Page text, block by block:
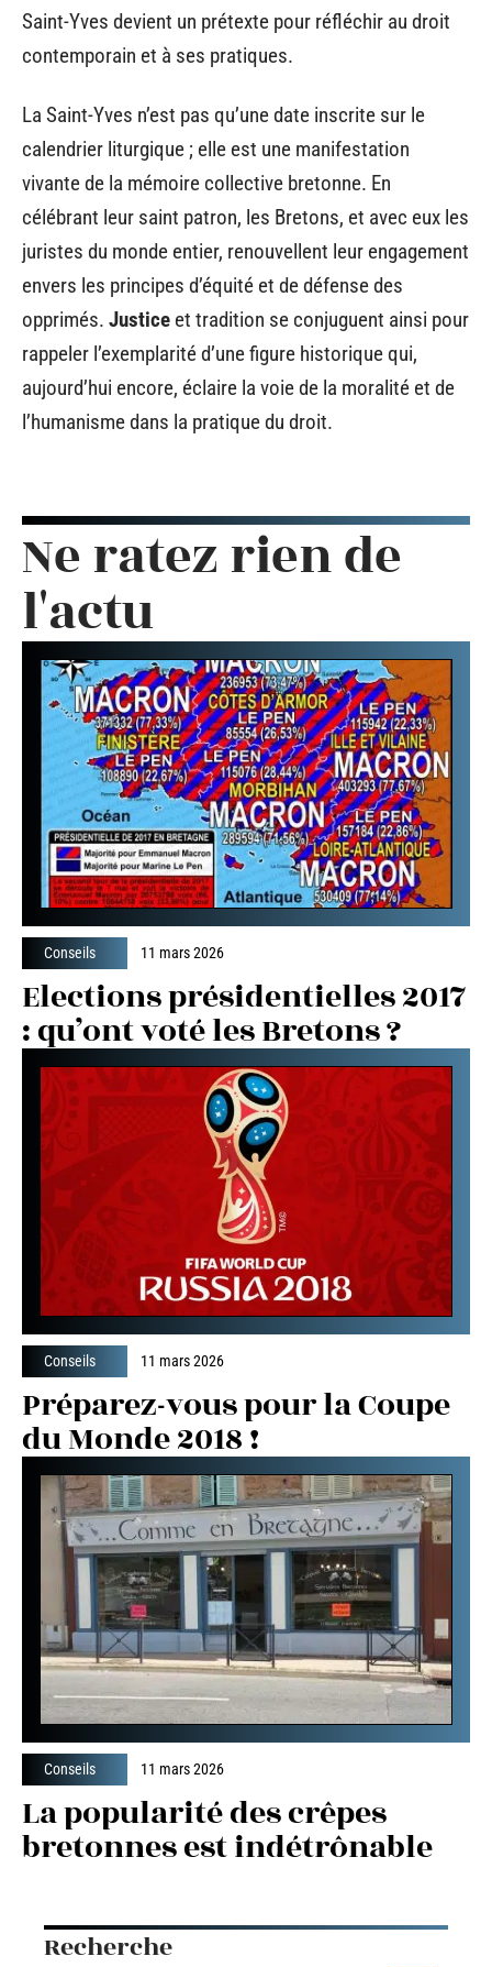
Saint-Yves devient un prétexte pour réfléchir au droit
contemporain et à ses pratiques.
La Saint-Yves n’est pas qu’une date inscrite sur le
calendrier liturgique ; elle est une manifestation
vivante de la mémoire collective bretonne. En
célébrant leur saint patron, les Bretons, et avec eux les
juristes du monde entier, renouvellent leur engagement
envers les principes d’équité et de défense des
opprimés. Justice et tradition se conjuguent ainsi pour
rappeler l’exemplarité d’une figure historique qui,
aujourd’hui encore, éclaire la voie de la moralité et de
l’humanisme dans la pratique du droit.
Ne ratez rien de
l'actu
Conseils 11 mars 2026
Elections présidentielles 2017
: qu’ont voté les Bretons ?
Conseils 11 mars 2026
Préparez-vous pour la Coupe
du Monde 2018 !
Conseils 11 mars 2026
La popularité des crêpes
bretonnes est indétrônable
Recherche